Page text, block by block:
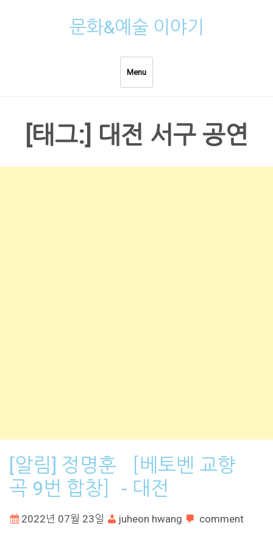
문화&예술 이야기
Menu
[태그:] 대전 서구 공연
[알림] 정명훈 ［베토벤 교향
곡 9번 합창］- 대전
2022년 07월 23일 juheon hwang comment